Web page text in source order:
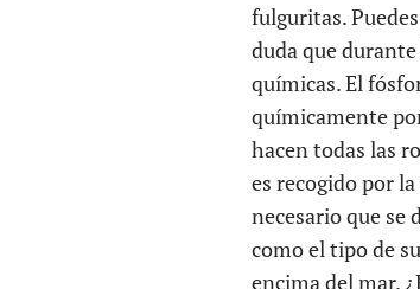
fulguritas.
duda que
químicas. El
químicamente
hacen todas las
es recogido por
necesario que se
como el tipo de
encima del mar.